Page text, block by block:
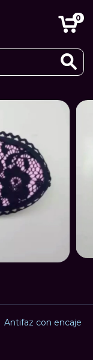
0
Antifaz con encaje